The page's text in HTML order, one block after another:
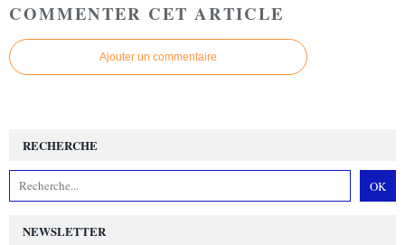
COMMENTER CET ARTICLE
Ajouter un commentaire
NEWSLETTER
RECHERCHE